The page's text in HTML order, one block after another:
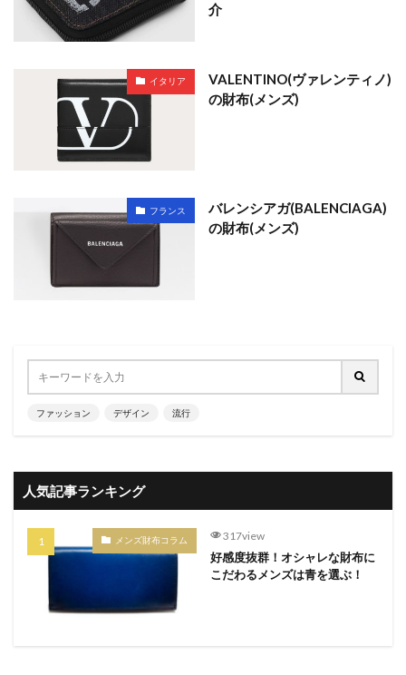
介
イタリア
VALENTINO(ヴァレンティノ)
の財布(メンズ)
フランス
バレンシアガ(BALENCIAGA)
の財布(メンズ)
ファッション デザイン 流行
人気記事ランキング
メンズ財布コラム 317view
好感度抜群！オシャレな財布に
こだわるメンズは青を選ぶ！